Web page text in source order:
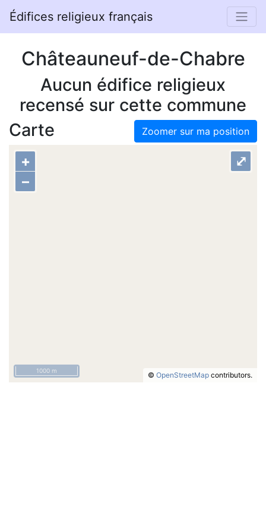
Édifices religieux français
Châteauneuf-de-Chabre
Aucun édifice religieux
recensé sur cette commune
Zoomer sur ma position
Carte
+
–
© OpenStreetMap contributors.
⤢
1000 m